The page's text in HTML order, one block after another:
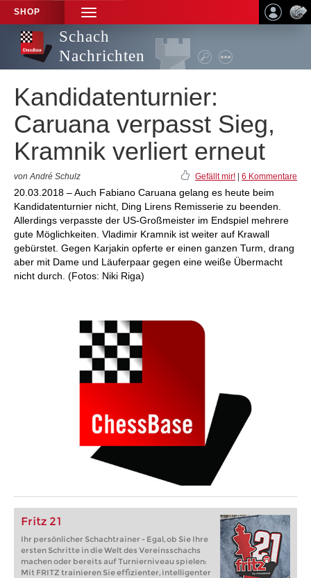
SHOP
TOGGLE
NAVIGATION
Schach
Nachrichten
Kandidatenturnier:
Caruana verpasst Sieg,
Kramnik verliert erneut
von André Schulz Gefällt mir! 6 Kommentare
20.03.2018 – Auch Fabiano Caruana gelang es heute beim
Kandidatenturnier nicht, Ding Lirens Remisserie zu beenden.
Allerdings verpasste der US-Großmeister im Endspiel mehrere
gute Möglichkeiten. Vladimir Kramnik ist weiter auf Krawall
gebürstet. Gegen Karjakin opferte er einen ganzen Turm, drang
aber mit Dame und Läuferpaar gegen eine weiße Übermacht
nicht durch. (Fotos: Niki Riga)
Fritz 21
Ihr persönlicher Schachtrainer - Egal, ob Sie Ihre
ersten Schritte in die Welt des Vereinsschachs
machen oder bereits auf Turnierniveau spielen:
Mit FRITZ trainieren Sie effizienter, intelligenter